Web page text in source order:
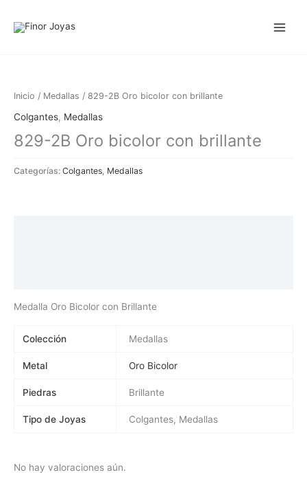
Inicio / Medallas / 829-2B Oro bicolor con brillante
Colgantes, Medallas
829-2B Oro bicolor con brillante
Categorías: Colgantes Medallas
Medalla Oro Bicolor con Brillante
Colección Medallas
Metal Oro Bicolor
Piedras Brillante
Tipo de Joyas Colgantes, Medallas
No hay valoraciones aún.